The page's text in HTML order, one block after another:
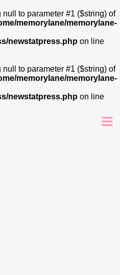
null to parameter #1 ($string) of
memorylane/memorylane-
newstatpress.php on line
null to parameter #1 ($string) of
memorylane/memorylane-
newstatpress.php on line